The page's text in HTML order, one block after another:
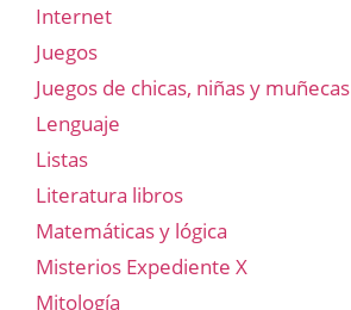
Internet
Juegos
Juegos de chicas, niñas y muñecas
Lenguaje
Listas
Literatura libros
Matemáticas y lógica
Misterios Expediente X
Mitología